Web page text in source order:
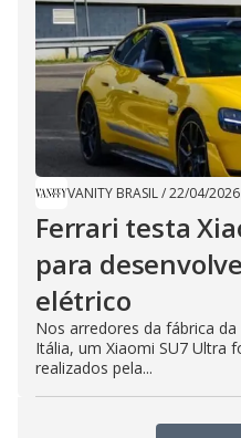
VANITY BRASIL/22/04/2026
Ferrari testa
para
elétrico
Nos arredores da fábrica
Itália, um Xiaomi SU7 Ultra
realizados pela...